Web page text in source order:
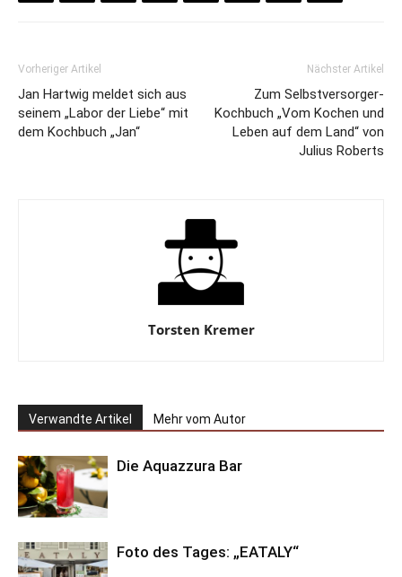
Vorheriger Artikel
Jan Hartwig meldet sich aus
seinem „Labor der Liebe“ mit
dem Kochbuch „Jan“
Nächster Artikel
Zum Selbstversorger-
Kochbuch „Vom Kochen und
Leben auf dem Land“ von
Julius Roberts
Torsten Kremer
Verwandte Artikel Mehr vom Autor
Die Aquazzura Bar
Foto des Tages: „EATALY“